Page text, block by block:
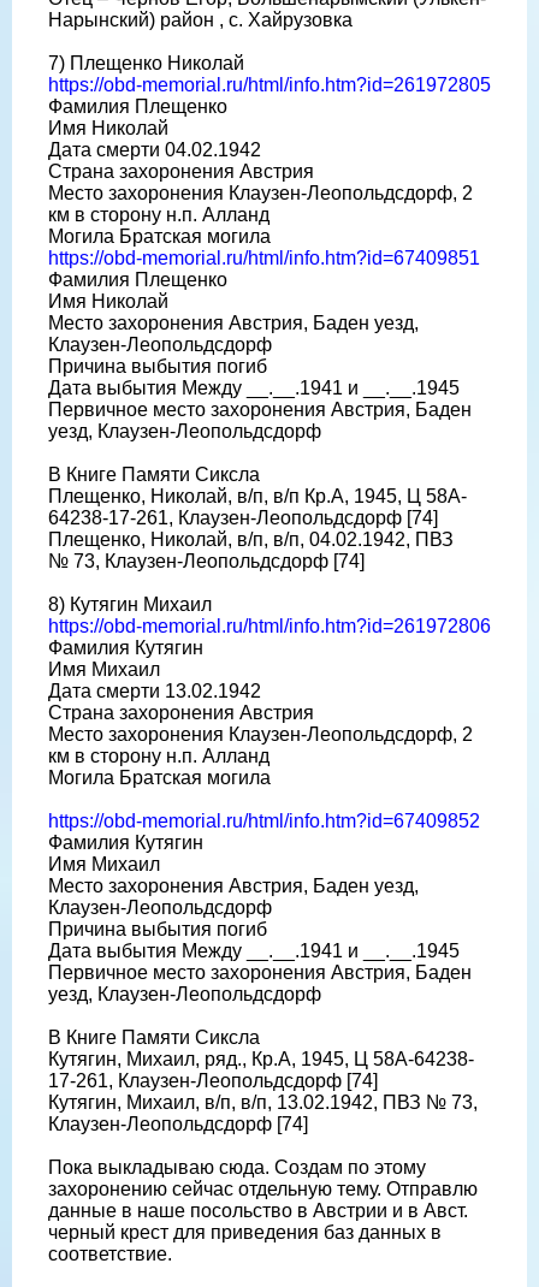
Нарынский) район , с. Хайрузовка
7) Плещенко Николай
https://obd-memorial.ru/html/info.htm?id=261972805
Фамилия Плещенко
Имя Николай
Дата смерти 04.02.1942
Страна захоронения Австрия
Место захоронения Клаузен-Леопольдсдорф, 2
км в сторону н.п. Алланд
Могила Братская могила
https://obd-memorial.ru/html/info.htm?id=67409851
Фамилия Плещенко
Имя Николай
Место захоронения Австрия, Баден уезд,
Клаузен-Леопольдсдорф
Причина выбытия погиб
Дата выбытия Между __.__.1941 и __.__.1945
Первичное место захоронения Австрия, Баден
уезд, Клаузен-Леопольдсдорф
В Книге Памяти Сиксла
Плещенко, Николай, в/п, в/п Кр.А, 1945, Ц 58A-
64238-17-261, Клаузен-Леопольдсдорф [74]
Плещенко, Николай, в/п, в/п, 04.02.1942, ПВЗ
№ 73, Клаузен-Леопольдсдорф [74]
8) Кутягин Михаил
https://obd-memorial.ru/html/info.htm?id=261972806
Фамилия Кутягин
Имя Михаил
Дата смерти 13.02.1942
Страна захоронения Австрия
Место захоронения Клаузен-Леопольдсдорф, 2
км в сторону н.п. Алланд
Могила Братская могила
https://obd-memorial.ru/html/info.htm?id=67409852
Фамилия Кутягин
Имя Михаил
Место захоронения Австрия, Баден уезд,
Клаузен-Леопольдсдорф
Причина выбытия погиб
Дата выбытия Между __.__.1941 и __.__.1945
Первичное место захоронения Австрия, Баден
уезд, Клаузен-Леопольдсдорф
В Книге Памяти Сиксла
Кутягин, Михаил, ряд., Кр.А, 1945, Ц 58A-64238-
17-261, Клаузен-Леопольдсдорф [74]
Кутягин, Михаил, в/п, в/п, 13.02.1942, ПВЗ № 73,
Клаузен-Леопольдсдорф [74]
Пока выкладываю сюда. Создам по этому
захоронению сейчас отдельную тему. Отправлю
данные в наше посольство в Австрии и в Авст.
черный крест для приведения баз данных в
соответствие.